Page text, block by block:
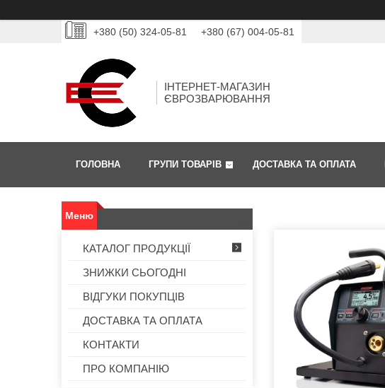
+380 (50) 324-05-81 +380 (67) 004-05-81
ІНТЕРНЕТ-МАГАЗИН
ЄВРОЗВАРЮВАННЯ
ГОЛОВНА ГРУПИ ТОВАРІВ ДОСТАВКА ТА ОПЛАТА
КАТАЛОГ ПРОДУКЦІЇ
ЗНИЖКИ СЬОГОДНІ
ВІДГУКИ ПОКУПЦІВ
ДОСТАВКА ТА ОПЛАТА
КОНТАКТИ
ПРО КОМПАНІЮ